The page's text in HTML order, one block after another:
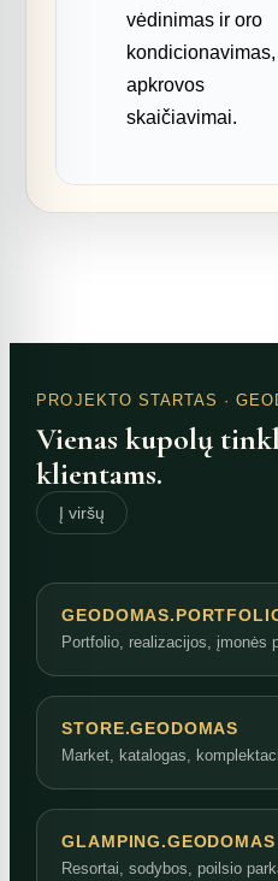
vėdinimas ir oro
kondicionavimas,
apkrovos
skaičiavimai.
PROJEKTO STARTAS ·
Vienas kupolų
klientams.
Į viršų
Portfolio, realizacijos, įmonės
STORE.GEODOMAS
Market, katalogas,
GLAMPING.GEODOMAS
Resortai, sodybos, poilsio